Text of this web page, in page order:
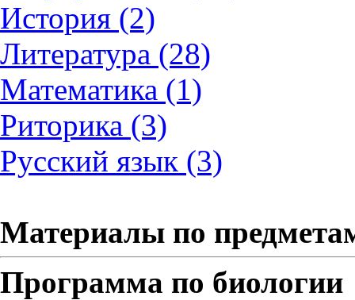
История (2)
Литература (28)
Математика (1)
Риторика (3)
Русский язык (3)
Материалы по
Программа по биологии